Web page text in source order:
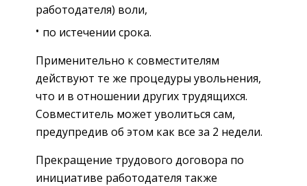
работодателя) воли,
по истечении срока.
Применительно к совместителям
действуют те же процедуры увольнения,
что и в отношении других трудящихся.
Совместитель может уволиться сам,
предупредив об этом как все за 2 недели.
Прекращение трудового договора по
инициативе работодателя также